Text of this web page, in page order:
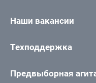
Наши вакансии
Техподдержка
Предвыборная